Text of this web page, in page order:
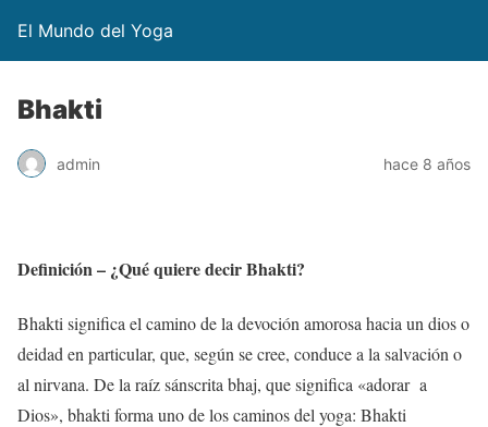
El Mundo del Yoga
Bhakti
admin hace 8 años
Definición – ¿Qué quiere decir Bhakti?
Bhakti significa el camino de la devoción amorosa hacia un dios o
deidad en particular, que, según se cree, conduce a la salvación o
al nirvana. De la raíz sánscrita bhaj, que significa «adorar a
Dios», bhakti forma uno de los caminos del yoga: Bhakti